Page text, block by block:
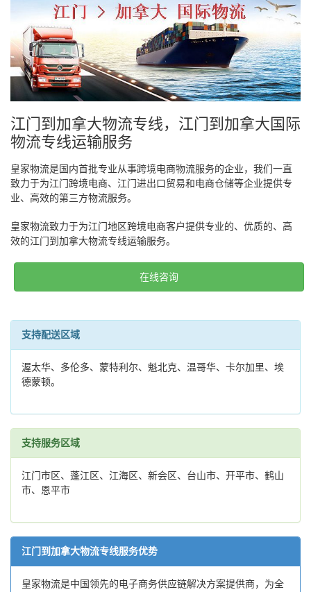
江门到加拿大物流专线，江门到加拿大国际
物流专线运输服务
皇家物流是国内首批专业从事跨境电商物流服务的企业，我们一直
致力于为江门跨境电商、江门进出口贸易和电商仓储等企业提供专
业、高效的第三方物流服务。
皇家物流致力于为江门地区跨境电商客户提供专业的、优质的、高
效的江门到加拿大物流专线运输服务。
在线咨询
支持配送区域
渥太华、多伦多、蒙特利尔、魁北克、温哥华、卡尔加里、埃
德蒙顿。
支持服务区域
江门市区、蓬江区、江海区、新会区、台山市、开平市、鹤山
市、恩平市
江门到加拿大物流专线服务优势
皇家物流是中国领先的电子商务供应链解决方案提供商，为全